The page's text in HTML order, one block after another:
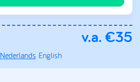
v.a. €35
Nederlands English